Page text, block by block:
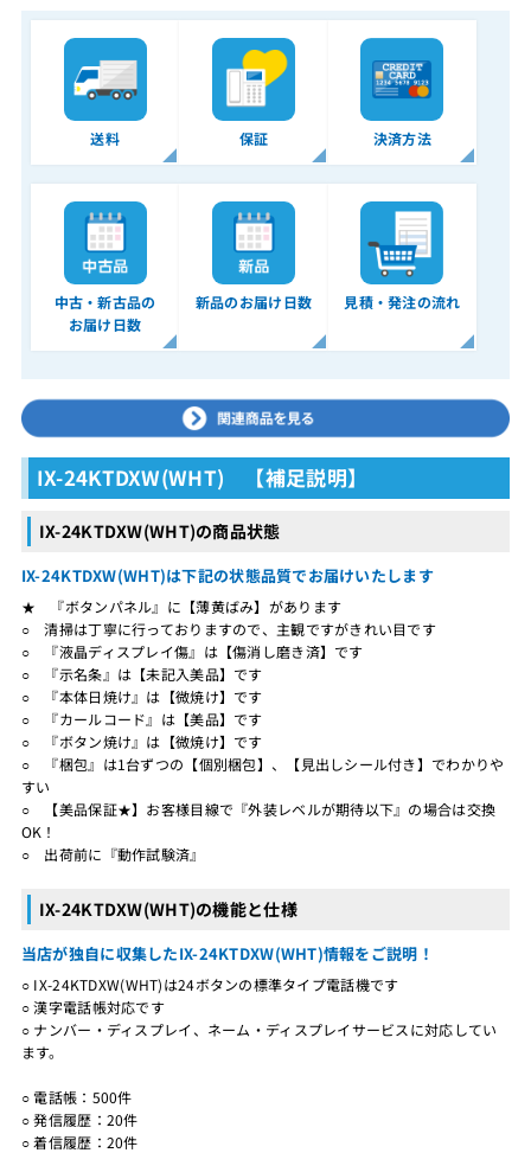
送料 保証 決済方法
中古・新古品の
お届け日数
新品のお届け日数 見積・発注の流れ
IX-24KTDXW(WHT) 【補足説明】
IX-24KTDXW(WHT)の商品状態
IX-24KTDXW(WHT)は下記の状態品質でお届けいたします
★ 『ボタンパネル』に【薄黄ばみ】があります
○ 清掃は丁寧に行っておりますので、主観ですがきれい目です
○ 『液晶ディスプレイ傷』は【傷消し磨き済】です
○ 『示名条』は【未記入美品】です
○ 『本体日焼け』は【微焼け】です
○ 『カールコード』は【美品】です
○ 『ボタン焼け』は【微焼け】です
○ 『梱包』は1台ずつの【個別梱包】、【見出しシール付き】でわかりや
すい
○ 【美品保証★】お客様目線で『外装レベルが期待以下』の場合は交換
OK！
○ 出荷前に『動作試験済』
IX-24KTDXW(WHT)の機能と仕様
当店が独自に収集したIX-24KTDXW(WHT)情報をご説明！
○ IX-24KTDXW(WHT)は24ボタンの標準タイプ電話機です
○ 漢字電話帳対応です
○ ナンバー・ディスプレイ、ネーム・ディスプレイサービスに対応してい
ます。
○ 電話帳：500件
○ 発信履歴：20件
○ 着信履歴：20件